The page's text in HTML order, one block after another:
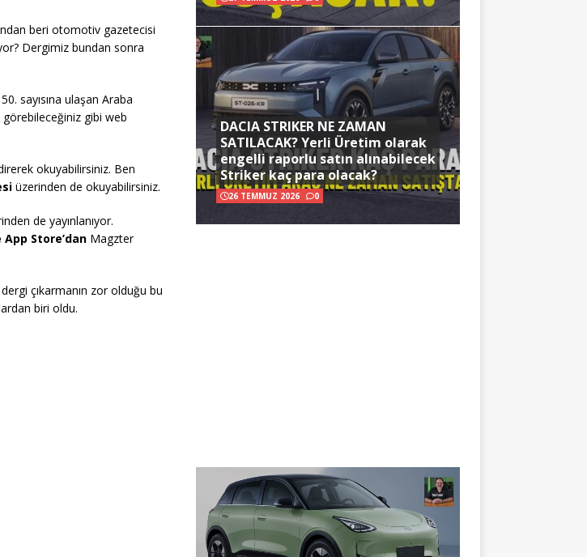
beri otomotiv gazetecisi
Dergimiz bundan sonra
sayısına ulaşan Araba
gibi web
okuyabilirsiniz. Ben
üzerinden de okuyabilirsiniz.
de yayınlanıyor.
Store’dan Magzter
çıkarmanın zor olduğu bu
biri oldu.
DACIA STRIKER NE ZAMAN
SATILACAK? Yerli Üretim olarak
engelli raporlu satın alınabilecek
Striker kaç para olacak?
26 TEMMUZ 2026 0